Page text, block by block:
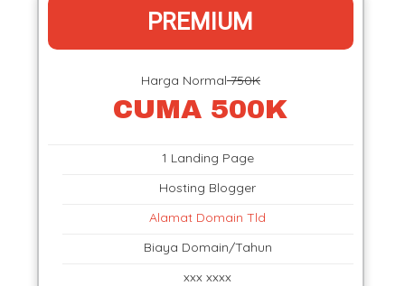
PREMIUM
Harga Normal750K
CUMA 500K
1 Landing Page
Hosting Blogger
Alamat Domain Tld
Biaya Domain/Tahun
xxx xxxx